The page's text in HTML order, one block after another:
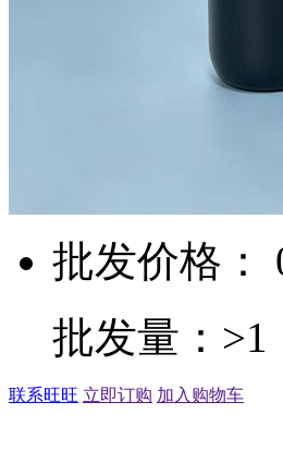
批发价格：
批发量：>1
联系旺旺 立即订购 加入购物车